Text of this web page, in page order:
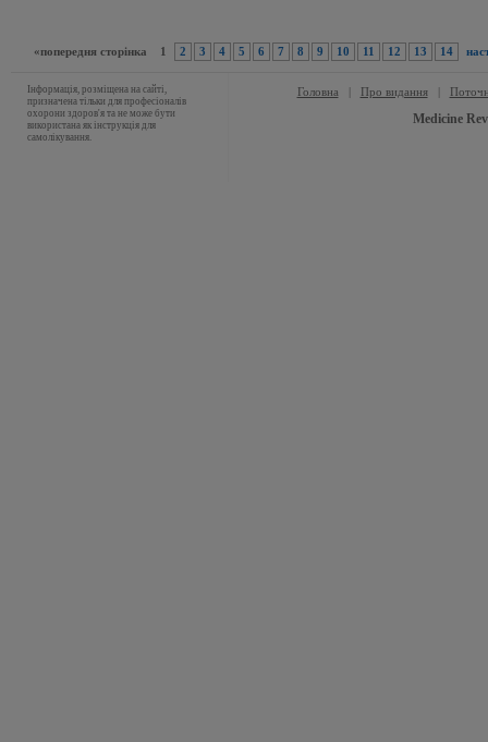
«попередня сторінка 1 2 3 4 5 6 7 8 9 10 11 12 13 14
Інформація, розміщена на сайті,
призначена тільки для професіоналів
охорони здоров'я та не може бути
використана як інструкція для
самолікування.
Головна | Про видання |
Medicine